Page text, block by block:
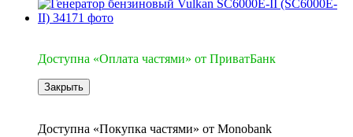
Доступна «Оплата частями» от ПриватБанк
Закрыть
Доступна «Покупка частями» от Monobank